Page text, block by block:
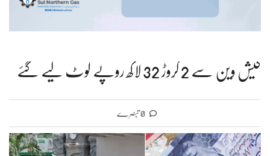
کیش وین سے 2 کروڑ 32 لاکھ روپے لوٹ لیے گئے
0 تبصرے